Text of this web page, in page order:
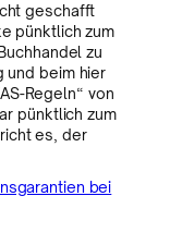
geschafft
pünktlich zum
zu
und beim hier
Regeln“ von
pünktlich zum
es, der
bei